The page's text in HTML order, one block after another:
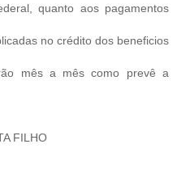
quanto aos pagamentos
no crédito dos beneficios
mês a mês como prevê a
FILHO